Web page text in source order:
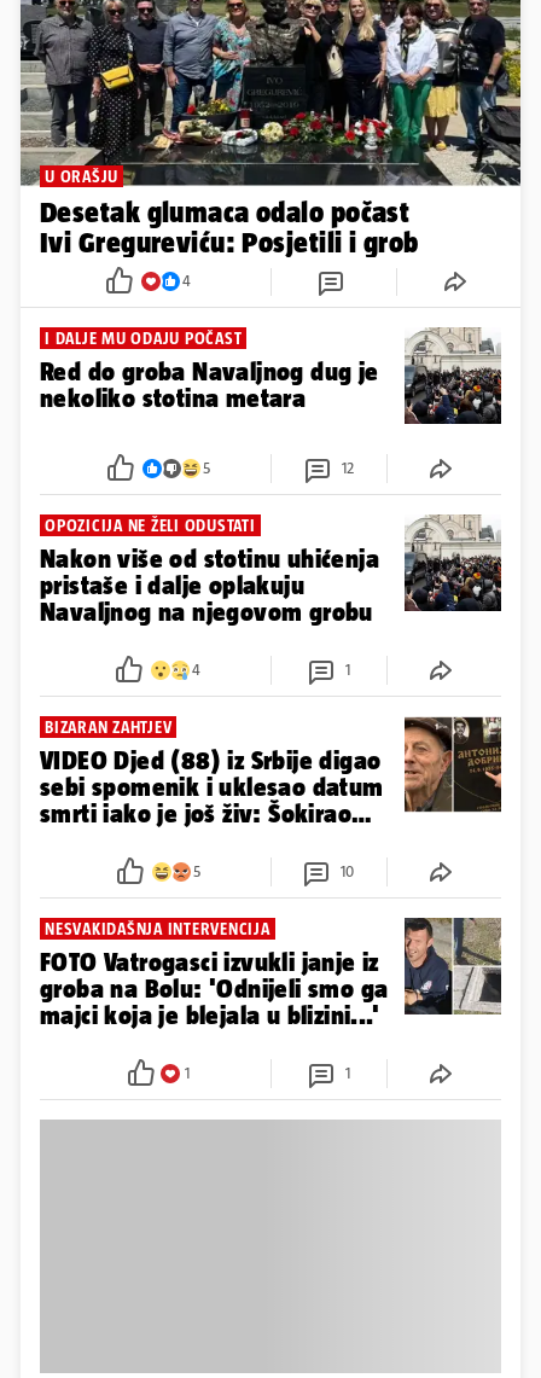
U ORAŠJU
Desetak glumaca odalo počast
Ivi Gregureviću: Posjetili i grob
4
I DALJE MU ODAJU POČAST
Red do groba Navaljnog dug je
nekoliko stotina metara
5 12
OPOZICIJA NE ŽELI ODUSTATI
Nakon više od stotinu uhićenja
pristaše i dalje oplakuju
Navaljnog na njegovom grobu
4 1
BIZARAN ZAHTJEV
VIDEO Djed (88) iz Srbije digao
sebi spomenik i uklesao datum
smrti iako je još živ: Šokirao
5 10
NESVAKIDAŠNJA INTERVENCIJA
FOTO Vatrogasci izvukli janje iz
groba na Bolu: 'Odnijeli smo ga
majci koja je blejala u blizini...'
1 1